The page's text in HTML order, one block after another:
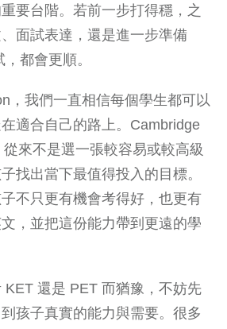
要台階。若前一步打得穩，之
面試表達，還是進一步準備
都會更順。
，我們一直相信每個學生都可以
適合自己的路上。Cambridge
來不是選一張較容易或較高級
找出當下最值得投入的目標。
不只更有機會考得好，也更有
，並把這份能力帶到更遠的學
KET 還是 PET 而猶豫，不妨先
孩子真實的能力與需要。很多